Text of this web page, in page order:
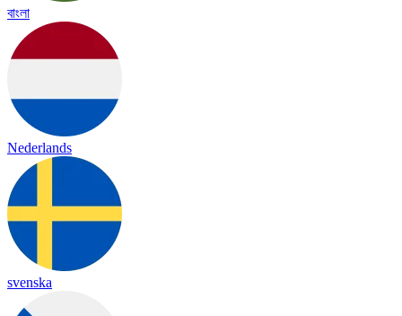
বাংলা
Nederlands
svenska